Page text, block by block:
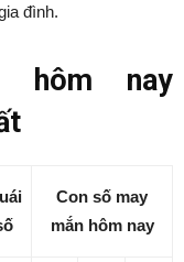
đình.
hôm nay
Con số may
mắn hôm nay